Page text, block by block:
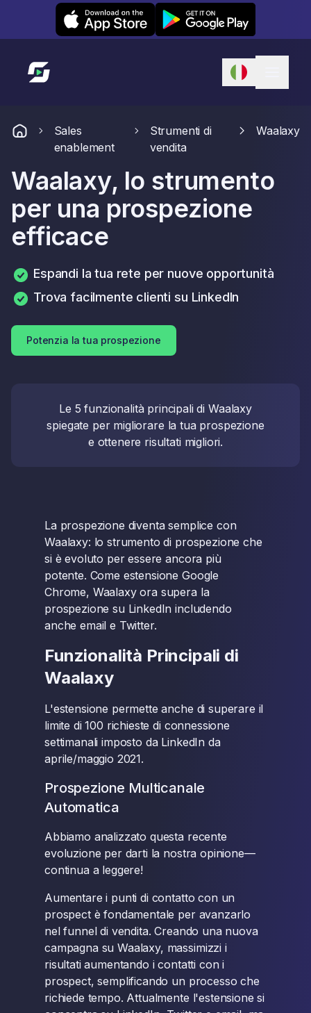
Leexi on iOS Leexi on Android
Link alla homepage
Sales
enablement
Strumenti di
vendita
Waalaxy
Waalaxy, lo strumento
per una prospezione
efficace
Espandi la tua rete per nuove opportunità
Trova facilmente clienti su LinkedIn
Potenzia la tua prospezione
Le 5 funzionalità principali di Waalaxy
spiegate per migliorare la tua prospezione
e ottenere risultati migliori.
La prospezione diventa semplice con
Waalaxy: lo strumento di prospezione che
si è evoluto per essere ancora più
potente. Come estensione Google
Chrome, Waalaxy ora supera la
prospezione su LinkedIn includendo
anche email e Twitter.
Funzionalità Principali di
Waalaxy
L'estensione permette anche di superare il
limite di 100 richieste di connessione
settimanali imposto da LinkedIn da
aprile/maggio 2021.
Prospezione Multicanale
Automatica
Abbiamo analizzato questa recente
evoluzione per darti la nostra opinione—
continua a leggere!
Aumentare i punti di contatto con un
prospect è fondamentale per avanzarlo
nel funnel di vendita. Creando una nuova
campagna su Waalaxy, massimizzi i
risultati aumentando i contatti con i
prospect, semplificando un processo che
richiede tempo. Attualmente l'estensione si